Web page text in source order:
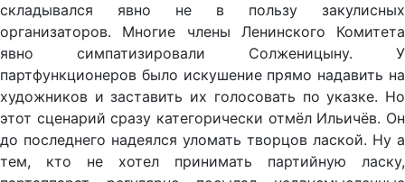
складывался явно не в пользу закулисных
организаторов. Многие члены Ленинского Комитета
явно симпатизировали Солженицыну. У
партфункционеров было искушение прямо надавить на
художников и заставить их голосовать по указке. Но
этот сценарий сразу категорически отмёл Ильичёв. Он
до последнего надеялся уломать творцов лаской. Ну а
тем, кто не хотел принимать партийную ласку,